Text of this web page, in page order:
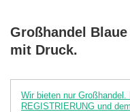
Großhandel Blaue
mit Druck.
Wir bieten nur
REGISTRIERUNG und